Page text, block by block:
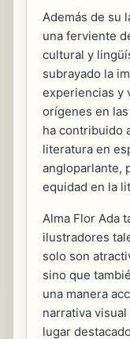
Además de su
una ferviente
cultural y
subrayado la
experiencias y
orígenes en
ha contribuido
literatura en
angloparlante,
equidad en la
Alma Flor Ada
ilustradores
solo son
sino que
una manera
narrativa
lugar